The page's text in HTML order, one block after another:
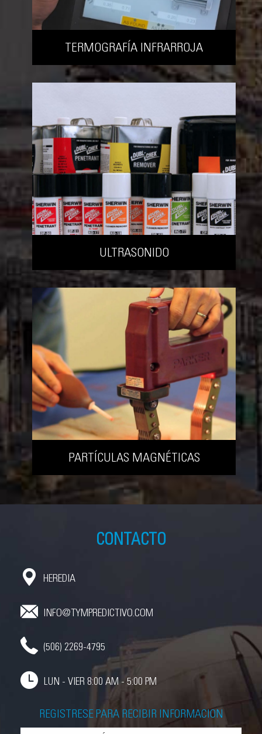
TERMOGRAFÍA INFRARROJA
ULTRASONIDO
PARTÍCULAS MAGNÉTICAS
CONTACTO
HEREDIA
INFO@TYMPREDICTIVO.COM
(506) 2269-4795
LUN - VIER 8:00 AM - 5:00 PM
REGISTRESE PARA RECIBIR INFORMACION